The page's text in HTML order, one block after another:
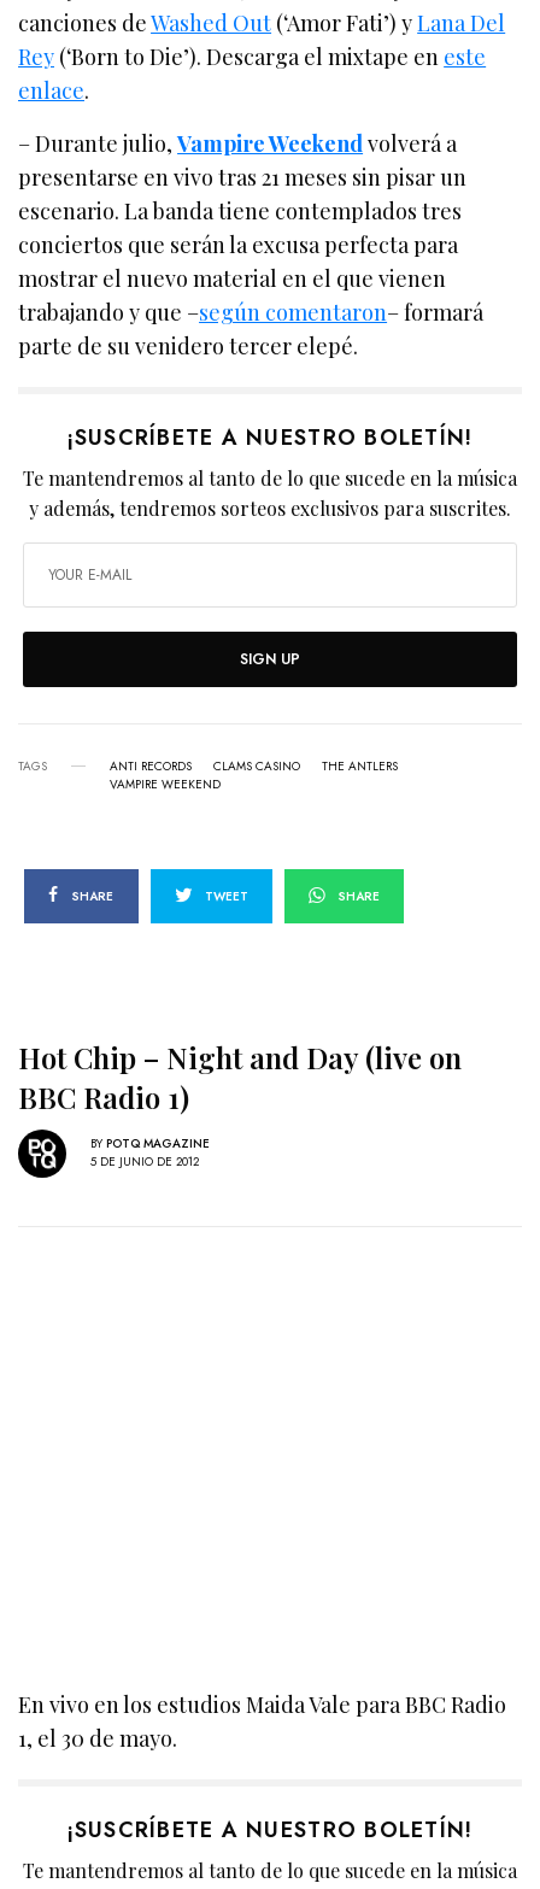
canciones deWashed Out (‘Amor Fati’) yLana Del
Rey (‘Born to Die’). Descarga el mixtape en este
enlace.
– Durante julio,Vampire Weekendvolverá a
presentarse en vivo tras 21 meses sin pisar un
escenario. La banda tiene contemplados tres
conciertos que serán la excusa perfecta para
mostrar el nuevo material en el que vienen
trabajando y que –según comentaron– formará
parte de su venidero tercer elepé.
¡SUSCRÍBETE A NUESTRO BOLETÍN!
Te mantendremos al tanto de lo que sucede en la música
y además, tendremos sorteos exclusivos para suscrites.
SIGN UP
TAGS ANTI RECORDS CLAMS CASINO
THE ANTLERS
VAMPIRE WEEKEND
SHARE TWEET SHARE
Hot Chip – Night and Day (live on
BBC Radio 1)
BY POTQ MAGAZINE
5 DE JUNIO DE 2012
En vivo en los estudios Maida Vale para BBC Radio
1, el 30 de mayo.
¡SUSCRÍBETE A NUESTRO BOLETÍN!
Te mantendremos al tanto de lo que sucede en la música